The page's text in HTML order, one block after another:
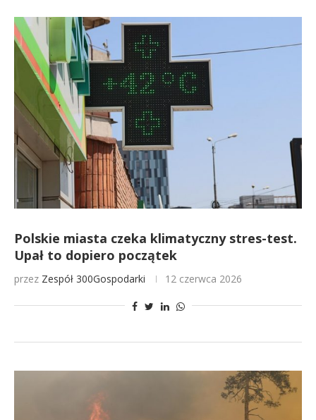
Polskie miasta czeka klimatyczny stres-test.
Upał to dopiero początek
przez Zespół 300Gospodarki 12 czerwca 2026